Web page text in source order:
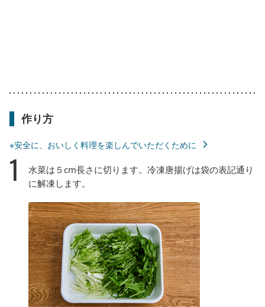
作り方
※安全に、おいしく料理を楽しんでいただくために
1
水菜は５cm長さに切ります。冷凍唐揚げは袋の表記通り
に解凍します。